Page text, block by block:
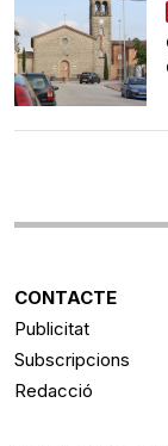
CONTACTE
Publicitat
Subscripcions
Redacció